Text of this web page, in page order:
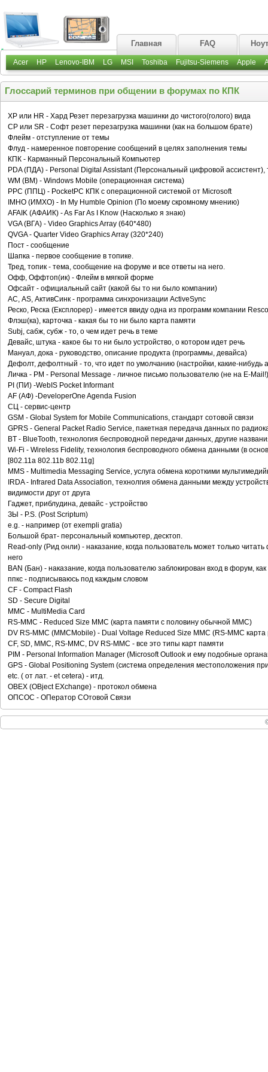
Главная FAQ
Acer HP Lenovo-IBM LG MSI Toshiba Fujitsu-Siemens Apple
Глоссарий терминов при общении в форумах по КПК
ХР или HR - Хард Резет перезагрузка машинки до чистого(голого) вида
СР или SR - Софт резет перезагрузка машинки (как на большом брате)
Флейм - отступление от темы
Флуд - намеренное повторение сообщений в целях заполнения темы
КПК - Карманный Персональный Компьютер
PDA (ПДА) - Personal Digital Assistant (Персональный цифровой ассистент),
WM (ВМ) - Windows Mobile (операционная система)
PPC (ППЦ) - PocketPC КПК с операционной системой от Microsoft
IMHO (ИМХО) - In My Humble Opinion (По моему скромному мнению)
AFAIK (АФАИК) - As Far As I Know (Насколько я знаю)
VGA (ВГА) - Video Graphics Array (640*480)
QVGA - Quarter Video Graphics Array (320*240)
Пост - сообщение
Шапка - первое сообщение в топике.
Тред, топик - тема, сообщение на форуме и все ответы на него.
Офф, Оффтоп(ик) - Флейм в мягкой форме
Офсайт - официальный сайт (какой бы то ни было компании)
АС, AS, АктивСинк - программа синхронизации ActiveSync
Реско, Реска (Експлорер) - имеется ввиду одна из программ компании
Флэш(ка), карточка - какая бы то ни было карта памяти
Subj, сабж, субж - то, о чем идет речь в теме
Девайс, штука - какое бы то ни было устройство, о котором идет речь
Мануал, дока - руководство, описание продукта (программы, девайса)
Дефолт, дефолтный - то, что идет по умолчанию (настройки, какие-нибудь
Личка - PM - Personal Message - личное письмо пользователю (не на E-
PI (ПИ) -WebIS Pocket Informant
AF (АФ) -DeveloperOne Agenda Fusion
СЦ - сервис-центр
GSM - Global System for Mobile Communications, стандарт сотовой связи
GPRS - General Packet Radio Service, пакетная передача данных по
BT - BlueTooth, технология беспроводной передачи данных, другие
Wi-Fi - Wireless Fidelity, технология беспроводного обмена данными (в
[802.11a 802.11b 802.11g]
MMS - Multimedia Messaging Service, услуга обмена короткими
IRDA - Infrared Data Association, технолгия обмена данными между
видимости друг от друга
Гаджет, приблудина, девайс - устройство
ЗЫ - P.S. (Post Scriptum)
e.g. - например (от exempli gratia)
Большой брат- персональный компьютер, десктоп.
Read-only (Рид онли) - наказание, когда пользователь может только
него
BAN (Бан) - наказание, когда пользователю заблокирован вход в форум,
ппкс - подписываюсь под каждым словом
CF - Compact Flash
SD - Secure Digital
MMC - MultiMedia Card
RS-MMC - Reduced Size MMC (карта памяти с половину обычной MMC)
DV RS-MMC (MMCMobile) - Dual Voltage Reduced Size MMC (RS-MMC
CF, SD, MMC, RS-MMC, DV RS-MMC - все это типы карт памяти
PIM - Personal Information Manager (Microsoft Outlook и ему подобные
GPS - Global Positioning System (система определения местоположения
etc. ( от лат. - et cetera) - итд.
OBEX (OBject EXchange) - протокол обмена
ОПСОС - ОПератор СОтовой Связи